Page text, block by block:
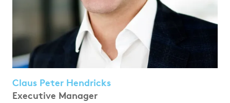
Claus Peter Hendricks
Executive Manager